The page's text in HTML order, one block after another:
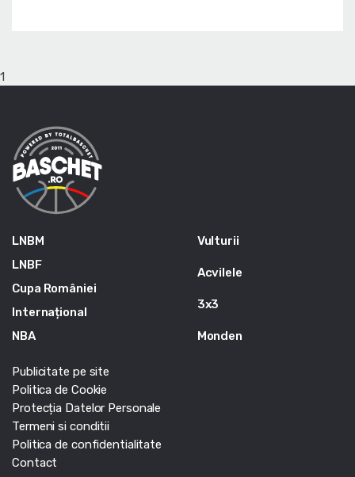
1
LNBM
LNBF
Cupa României
Internațional
NBA
Vulturii
Acvilele
3x3
Monden
Publicitate pe site
Politica de Cookie
Protecția Datelor Personale
Termeni si conditii
Politica de confidentialitate
Contact